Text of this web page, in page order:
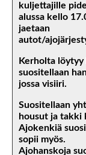
kuljettajille
alussa kello
jaetaan
autot/
Kerholta
suositellaan
jossa visiiri.
Suositellaan
housut ja takki
Ajokenkiä
sopii myös.
Ajohanskoja